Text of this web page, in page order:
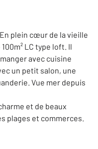
En plein cœur de la vieille
LC type loft. Il
avec cuisine
un petit salon, une
Vue mer depuis
et de beaux
plages et commerces.